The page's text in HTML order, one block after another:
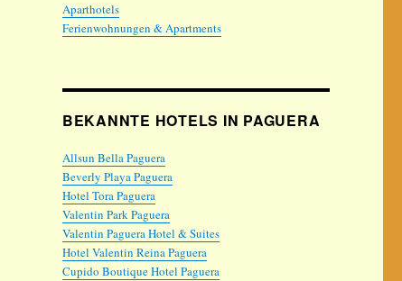
Aparthotels
Ferienwohnungen & Apartments
BEKANNTE HOTELS IN PAGUERA
Allsun Bella Paguera
Beverly Playa Paguera
Hotel Tora Paguera
Valentin Park Paguera
Valentin Paguera Hotel & Suites
Hotel Valentin Reina Paguera
Cupido Boutique Hotel Paguera